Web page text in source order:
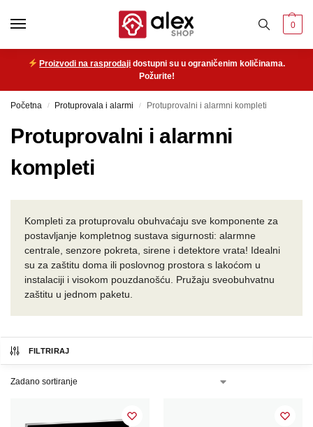
0
Proizvodi na rasprodaji dostupni su u ograničenim količinama.
Požurite!
Početna / Protuprovala i alarmi / Protuprovalni i alarmni kompleti
Protuprovalni i alarmni
kompleti
Kompleti za protuprovalu obuhvaćaju sve komponente za
postavljanje kompletnog sustava sigurnosti: alarmne
centrale, senzore pokreta, sirene i detektore vrata! Idealni
su za zaštitu doma ili poslovnog prostora s lakoćom u
instalaciji i visokom pouzdanošću. Pružaju sveobuhvatnu
zaštitu u jednom paketu.
FILTRIRAJ